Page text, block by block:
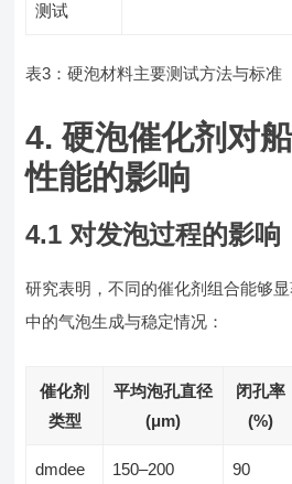
测试
表3：硬泡材料主要测试方法与标准
4. 硬泡催化剂对
性能的影响
4.1 对发泡过程的影响
研究表明，不同的催化剂组合能够
中的气泡生成与稳定情况：
催化剂
类型
平均泡孔直径
(μm)
闭孔率
(%)
dmdee 150–200 90